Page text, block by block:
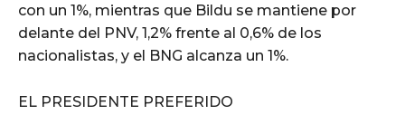
con un 1%, mientras que Bildu se mantiene por
delante del PNV, 1,2% frente al 0,6% de los
nacionalistas, y el BNG alcanza un 1%.
EL PRESIDENTE PREFERIDO